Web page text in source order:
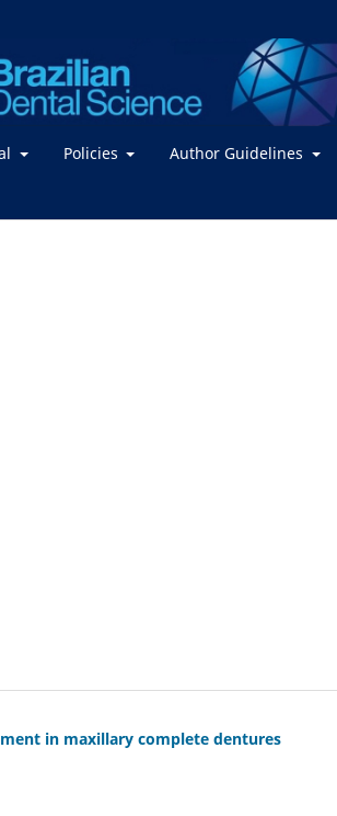
Policies Author Guidelines
in maxillary complete dentures